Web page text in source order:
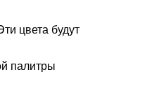
цвета будут
палитры